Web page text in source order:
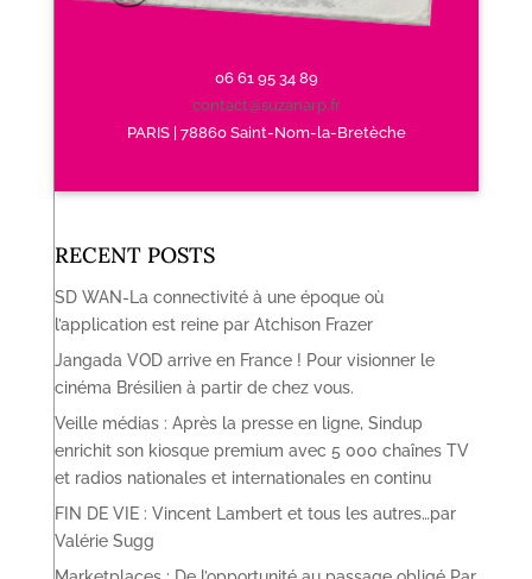
06 61 95 34 89
contact@suzanarp.fr
PARIS | 78860 Saint-Nom-la-Bretèche
RECENT POSTS
SD WAN-La connectivité à une époque où
l’application est reine par Atchison Frazer
Jangada VOD arrive en France ! Pour visionner le
cinéma Brésilien à partir de chez vous.
Veille médias : Après la presse en ligne, Sindup
enrichit son kiosque premium avec 5 000 chaînes TV
et radios nationales et internationales en continu
FIN DE VIE : Vincent Lambert et tous les autres…par
Valérie Sugg